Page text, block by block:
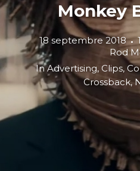
Monkey
18 septembre 2018
Rod
InAdvertising, Clips,
Crossback,